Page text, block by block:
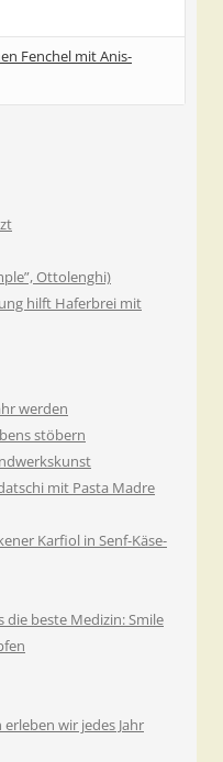
Fenchel mit Anis-
Ottolenghi)
hilft Haferbrei mit
werden
stöbern
mit Pasta Madre
Karfiol in Senf-Käse-
die beste Medizin: Smile
wir jedes Jahr